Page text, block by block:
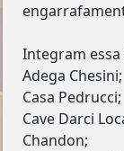
Integram essa
Adega Chesini;
Casa Pedrucci;
Cave Darci
Chandon;